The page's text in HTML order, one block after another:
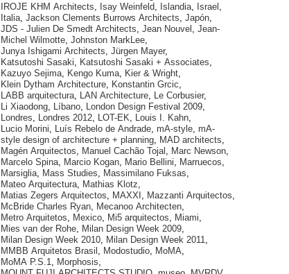
IROJE KHM Architects, Isay Weinfeld, Islandia, Israel ,
Italia, Jackson Clements Burrows Architects, Japón,
JDS - Julien De Smedt Architects, Jean Nouvel , Jean-
Michel Wilmotte, Johnston MarkLee,
Junya Ishigami Architects, Jürgen Mayer,
Katsutoshi Sasaki, Katsutoshi Sasaki + Associates,
Kazuyo Sejima, Kengo Kuma, Kier & Wright,
Klein Dytham Architecture, Konstantin Grcic,
LABB arquitectura, LAN Architecture, Le Corbusier,
Li Xiaodong, Líbano, London Design Festival 2009,
Londres, Londres 2012, LOT-EK, Louis I. Kahn,
Lucio Morini, Luís Rebelo de Andrade, mA-style, mA-
style design of architecture + planning, MAD architects,
Magén Arquitectos, Manuel Cachão Tojal , Marc Newson,
Marcelo Spina, Marcio Kogan, Mario Bellini, Marruecos,
Marsiglia, Mass Studies, Massimilano Fuksas,
Mateo Arquitectura, Mathias Klotz,
Matias Zegers Arquitectos, MAXXI , Mazzanti Arquitectos,
McBride Charles Ryan, Mecanoo Architecten,
Metro Arquitetos, Mexico, Mi5 arquitectos, Miami,
Mies van der Rohe, Milan Design Week 2009,
Milan Design Week 2010, Milan Design Week 2011,
MMBB Arquitetos Brasil , Modostudio, MoMA,
MoMA P.S.1, Morphosis,